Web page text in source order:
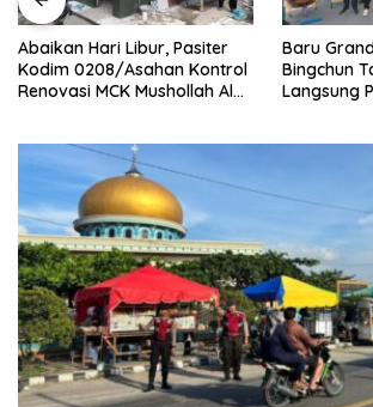
Abaikan Hari Libur, Pasiter
Kodim 0208/Asahan Kontrol
Renovasi MCK Mushollah Al
‎Baru
Bingchun
Langsung